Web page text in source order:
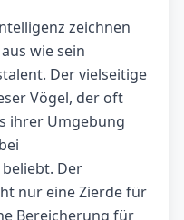
zeichnen
wie sein
Der vielseitige
Vögel, der oft
ihrer Umgebung
Der
nur eine Zierde für
Bereicherung für